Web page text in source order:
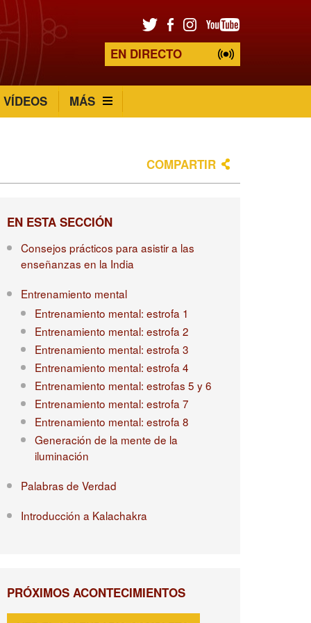
EN DIRECTO
VÍDEOS MÁS
COMPARTIR
EN ESTA SECCIÓN
Consejos prácticos para asistir a las
enseñanzas en la India
Entrenamiento mental
Entrenamiento mental: estrofa 1
Entrenamiento mental: estrofa 2
Entrenamiento mental: estrofa 3
Entrenamiento mental: estrofa 4
Entrenamiento mental: estrofas 5 y 6
Entrenamiento mental: estrofa 7
Entrenamiento mental: estrofa 8
Generación de la mente de la
iluminación
Palabras de Verdad
Introducción a Kalachakra
PRÓXIMOS ACONTECIMIENTOS